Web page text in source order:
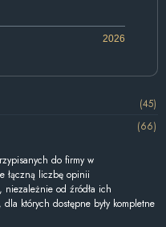
2026
(45)
(66)
do firmy w
łączną liczbę opinii
od źródła ich
których dostępne były kompletne